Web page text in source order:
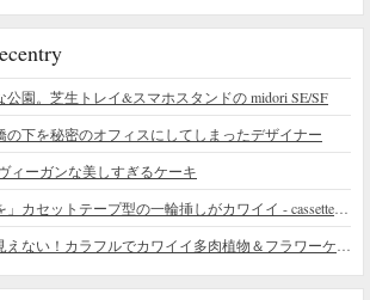
園。芝生トレイ&スマホスタンドの midori SE/SF
の下を秘密のオフィスにしてしまったデザイナー
ィーガンな美しすぎるケーキ
「日常に花と音楽を」カセットテープ型の一輪挿しがカワイイ - cassette vase
本物の植物にしか見えない！カラフルでカワイイ多肉植物＆フラワーケーキ